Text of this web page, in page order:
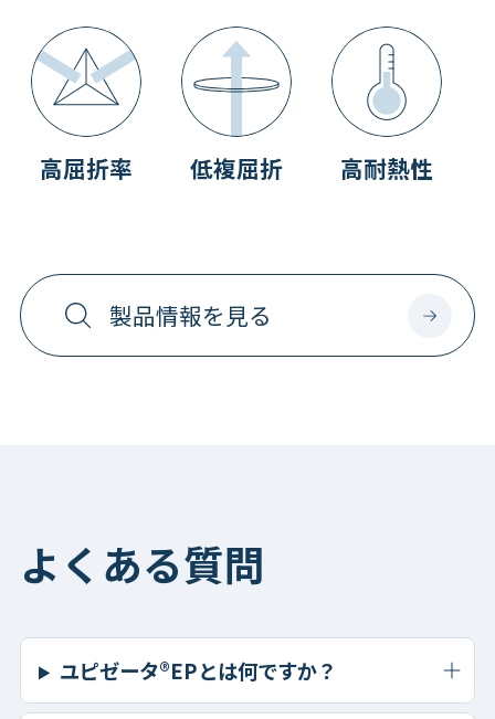
高屈折率 低複屈折 高耐熱性
製品情報を見る
よくある質問
ユピゼータ®EPとは何ですか？